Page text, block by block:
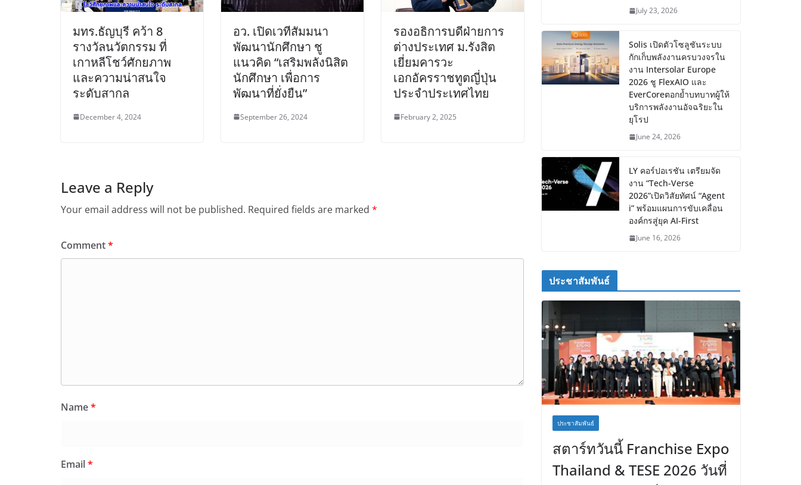
มทร.ธัญบุรี คว้า 8
รางวัลนวัตกรรม ที่
เกาหลีโชว์ศักยภาพ
และความน่าสนใจ
ระดับสากล
December 4, 2024
อว. เปิดเวทีสัมมนา
พัฒนานักศึกษา ชู
แนวคิด “เสริมพลังนิสิต
นักศึกษา เพื่อการ
พัฒนาที่ยั่งยืน”
September 26, 2024
รองอธิการบดีฝ่ายการ
ต่างประเทศ ม.รังสิต
เยี่ยมคารวะ
เอกอัครราชทูตญี่ปุ่น
ประจำประเทศไทย
February 2, 2025
Leave a Reply
Your email address will not be published. Required fields are marked *
Comment*
Name*
Email*
July 23, 2026
Solis เปิดตัวโซลูชันระบบ
กักเก็บพลังงานครบวงจรใน
งาน Intersolar Europe
2026 ชู FlexAIO และ
EverCoreตอกย้ำบทบาทผู้ให้
บริการพลังงานอัจฉริยะใน
ยุโรป
June 24, 2026
LY คอร์ปอเรชัน เตรียมจัด
งาน “Tech-Verse
2026”เปิดวิสัยทัศน์ “Agent
i” พร้อมแผนการขับเคลื่อน
องค์กรสู่ยุค AI-First
June 16, 2026
ประชาสัมพันธ์
ประชาสัมพันธ์
สตาร์ทวันนี้ Franchise Expo
Thailand & TESE 2026 วันที่